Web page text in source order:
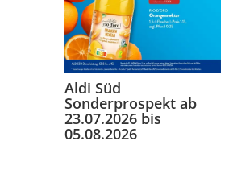
Aldi Süd
Sonderprospekt ab
23.07.2026 bis
05.08.2026